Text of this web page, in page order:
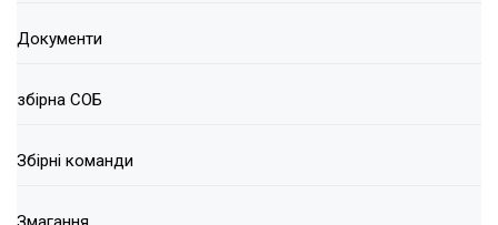
Документи
збірна СОБ
Збірні команди